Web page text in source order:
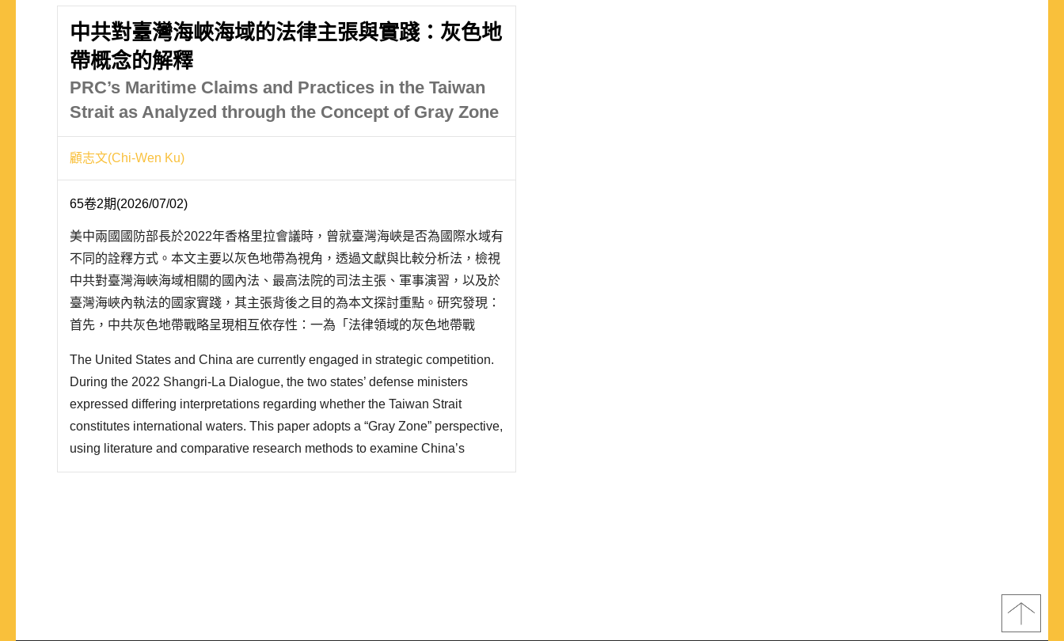
中共對臺灣海峽海域的法律主張與實踐：灰色地
帶概念的解釋
PRC’s Maritime Claims and Practices in the Taiwan
Strait as Analyzed through the Concept of Gray Zone
顧志文(Chi-Wen Ku)
65卷2期(2026/07/02)
美中兩國國防部長於2022年香格里拉會議時，曾就臺灣海峽是否為國際水域有
不同的詮釋方式。本文主要以灰色地帶為視角，透過文獻與比較分析法，檢視
中共對臺灣海峽海域相關的國內法、最高法院的司法主張、軍事演習，以及於
臺灣海峽內執法的國家實踐，其主張背後之目的為本文探討重點。研究發現：
首先，中共灰色地帶戰略呈現相互依存性：一為「法律領域的灰色地帶戰
化的國內法與司法解釋，建立符合自身利益的法理基礎；二為「國關領域的灰
色地帶戰略」，透..
The United States and China are currently engaged in strategic competition.
During the 2022 Shangri-La Dialogue, the two states’ defense ministers
expressed differing interpretations regarding whether the Taiwan Strait
constitutes international waters. This paper adopts a “Gray Zone” perspective,
using literature and comparative research methods to examine China’s
domestic laws, Supreme People’s Court judicial claims, military exercises,